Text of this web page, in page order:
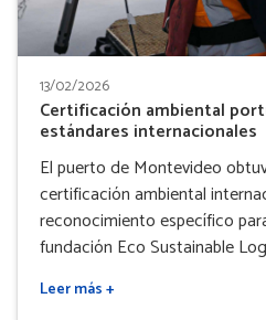
13/02/2026
Certificación ambiental
estándares internacionales
El puerto de Montevideo
certificación ambiental
reconocimiento específico
fundación Eco Sustainable
Leer más +